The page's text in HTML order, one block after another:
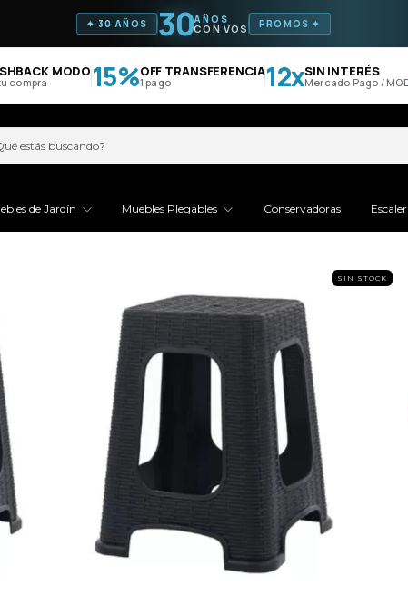
✦ 30 AÑOS 30AÑOS
CON VOS PROMOS ✦
MODO15%OFF TRANSFERENCIA
1 pago 12xSIN INTERÉS
Mercado Pago / MODO
de Jardín Muebles Plegables Conservadoras
SIN STOCK